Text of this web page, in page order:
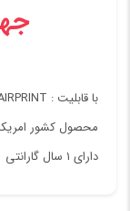
با قابلیت : E-PRINT , AIRPRINT
محصول کشور
دارای ۱ سال گارانتی